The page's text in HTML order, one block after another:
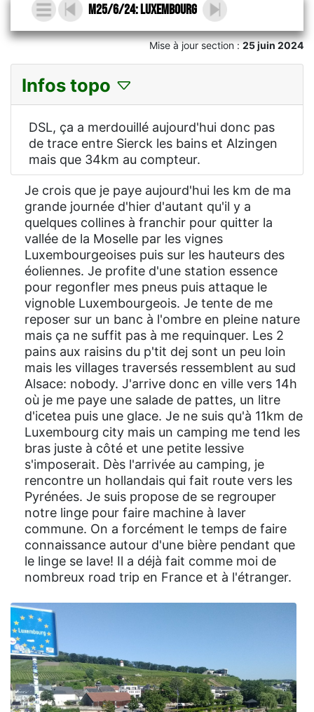
M25/6/24: Luxembourg
Mise à jour section :25 juin 2024
Infos topo
DSL, ça a merdouillé aujourd'hui donc pas
de trace entre Sierck les bains et Alzingen
mais que 34km au compteur.
Je crois que je paye aujourd'hui les km de ma
grande journée d'hier d'autant qu'il y a
quelques collines à franchir pour quitter la
vallée de la Moselle par les vignes
Luxembourgeoises puis sur les hauteurs des
éoliennes. Je profite d'une station essence
pour regonfler mes pneus puis attaque le
vignoble Luxembourgeois. Je tente de me
reposer sur un banc à l'ombre en pleine nature
mais ça ne suffit pas à me requinquer. Les 2
pains aux raisins du p'tit dej sont un peu loin
mais les villages traversés ressemblent au sud
Alsace: nobody. J'arrive donc en ville vers 14h
où je me paye une salade de pattes, un litre
d'icetea puis une glace. Je ne suis qu'à 11km de
Luxembourg city mais un camping me tend les
bras juste à côté et une petite lessive
s'imposerait. Dès l'arrivée au camping, je
rencontre un hollandais qui fait route vers les
Pyrénées. Je suis propose de se regrouper
notre linge pour faire machine à laver
commune. On a forcément le temps de faire
connaissance autour d'une bière pendant que
le linge se lave! Il a déjà fait comme moi de
nombreux road trip en France et à l'étranger.